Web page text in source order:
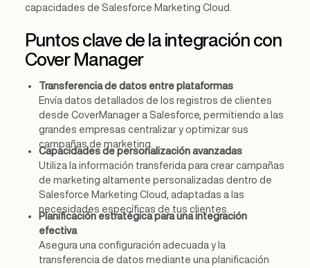
capacidades de Salesforce Marketing Cloud.
Puntos clave de la integración con
Cover Manager
Transferencia de datos entre plataformas
Envía datos detallados de los registros de clientes
desde CoverManager a Salesforce, permitiendo a las
grandes empresas centralizar y optimizar sus
campañas de marketing.
Capacidades de personalización avanzadas
Utiliza la información transferida para crear campañas
de marketing altamente personalizadas dentro de
Salesforce Marketing Cloud, adaptadas a las
necesidades específicas de tus clientes.
Planificación estratégica para una integración
efectiva
Asegura una configuración adecuada y la
transferencia de datos mediante una planificación